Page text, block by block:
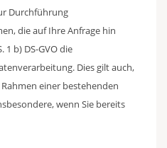
Durchführung
die auf Ihre Anfrage hin
1 b) DS-GVO die
Dies gilt auch,
einer bestehenden
wenn Sie bereits